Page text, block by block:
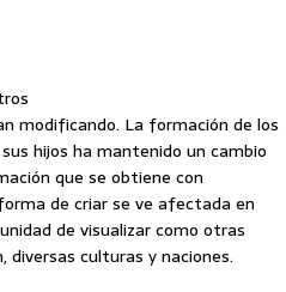
modificando. La formación de los
hijos ha mantenido un cambio
que se obtiene con
de criar se ve afectada en
de visualizar como otras
diversas culturas y naciones.